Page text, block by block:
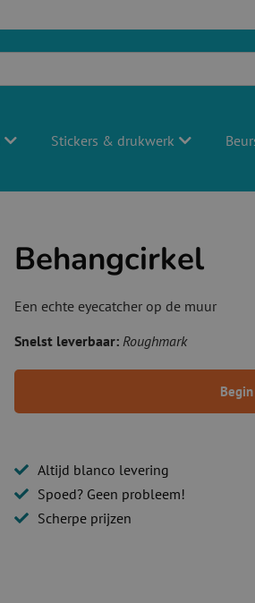
Stickers & drukwerk
Behangcirkel
Een echte eyecatcher op de muur
Snelst leverbaar: Roughmark
Altijd blanco levering
Spoed? Geen probleem!
Scherpe prijzen